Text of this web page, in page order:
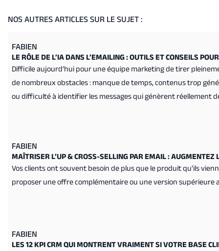
NOS AUTRES ARTICLES SUR LE SUJET :
FABIEN
LE RÔLE DE L’IA DANS L’EMAILING : OUTILS ET CONSEILS
Difficile aujourd’hui pour une équipe marketing de tirer
de nombreux obstacles : manque de temps, contenus trop
ou difficulté à identifier les messages qui génèrent réellement
FABIEN
MAÎTRISER L’UP & CROSS-SELLING PAR EMAIL : AUGMENTEZ
Vos clients ont souvent besoin de plus que le produit qu'ils
proposer une offre complémentaire ou une version supérieure
FABIEN
LES 12 KPI CRM QUI MONTRENT VRAIMENT SI VOTRE BASE